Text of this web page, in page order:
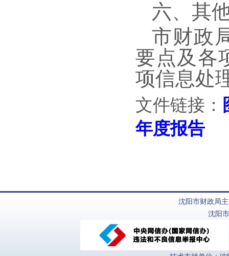
六、其
市财政
要点及各
项信息处
文件链接：
年度报告